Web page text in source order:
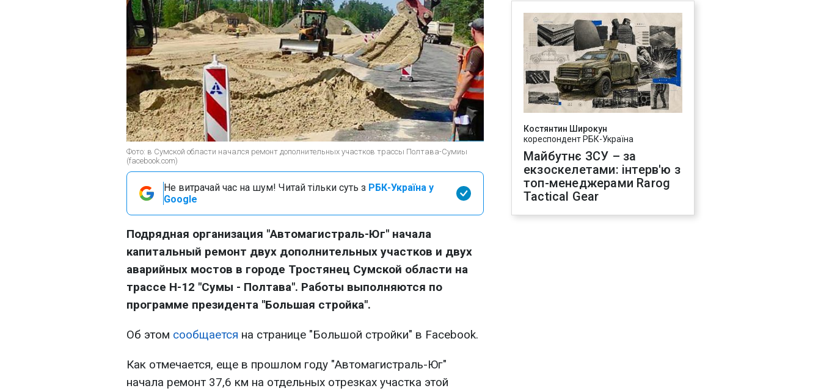
Фото: в Сумской области начался ремонт дополнительных участков трассы Полтава-Сумиы
(facebook.com)
Не витрачай час на шум! Читай тільки суть з РБК-Україна у
Google
Подрядная организация "Автомагистраль-Юг" начала
капитальный ремонт двух дополнительных участков и двух
аварийных мостов в городе Тростянец Сумской области на
трассе Н-12 "Сумы - Полтава". Работы выполняются по
программе президента "Большая стройка".
Об этом сообщается на странице "Большой стройки" в Facebook.
Как отмечается, еще в прошлом году "Автомагистраль-Юг"
начала ремонт 37,6 км на отдельных отрезках участка этой
Костянтин Широкун
кореспондент РБК-Україна
Майбутнє ЗСУ – за
екзоскелетами: інтерв'ю з
топ-менеджерами Rarog
Tactical Gear